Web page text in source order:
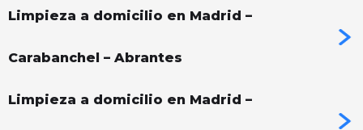
Limpieza a domicilio en Madrid –
Carabanchel – Abrantes
Limpieza a domicilio en Madrid –